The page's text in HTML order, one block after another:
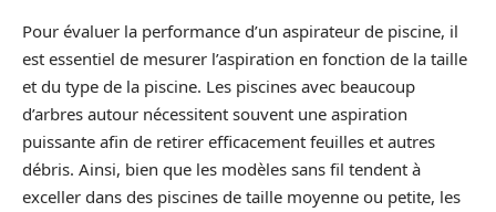
Pour évaluer la performance d’un aspirateur de piscine, il
est essentiel de mesurer l’aspiration en fonction de la taille
et du type de la piscine. Les piscines avec beaucoup
d’arbres autour nécessitent souvent une aspiration
puissante afin de retirer efficacement feuilles et autres
débris. Ainsi, bien que les modèles sans fil tendent à
exceller dans des piscines de taille moyenne ou petite, les